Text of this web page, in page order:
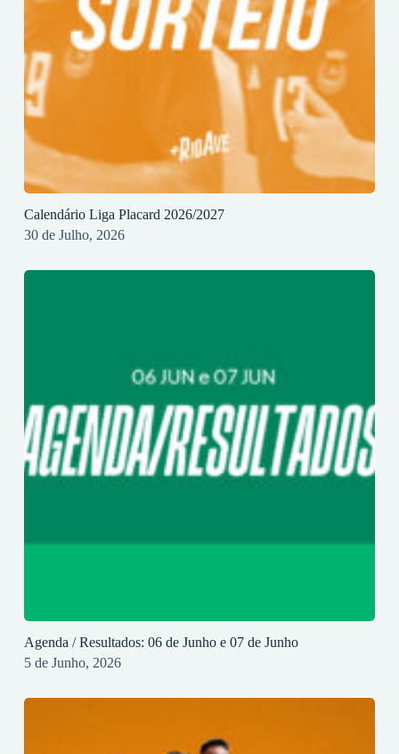
Calendário Liga Placard 2026/2027
30 de Julho, 2026
Agenda / Resultados: 06 de Junho e 07 de Junho
5 de Junho, 2026